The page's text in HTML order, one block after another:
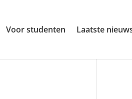
Voor studenten Laatste